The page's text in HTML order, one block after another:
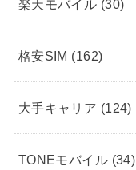
楽天モバイル (30)
格安SIM (162)
大手キャリア (124)
TONEモバイル (34)